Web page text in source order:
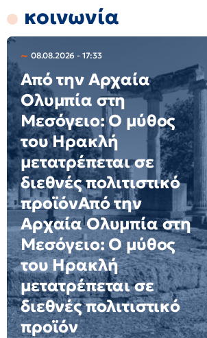
κοινωνία
08.08.2026 - 17:33
Από την Αρχαία
Ολυμπία στη
Μεσόγειο: Ο μύθος
του Ηρακλή
μετατρέπεται σε
διεθνές πολιτιστικό
προϊόνΑπό την
Αρχαία Ολυμπία στη
Μεσόγειο: Ο μύθος
του Ηρακλή
μετατρέπεται σε
διεθνές πολιτιστικό
προϊόν